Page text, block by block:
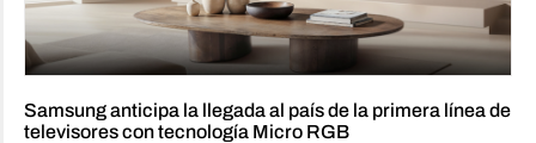
Samsung anticipa la llegada al país de la primera línea de
televisores con tecnología Micro RGB